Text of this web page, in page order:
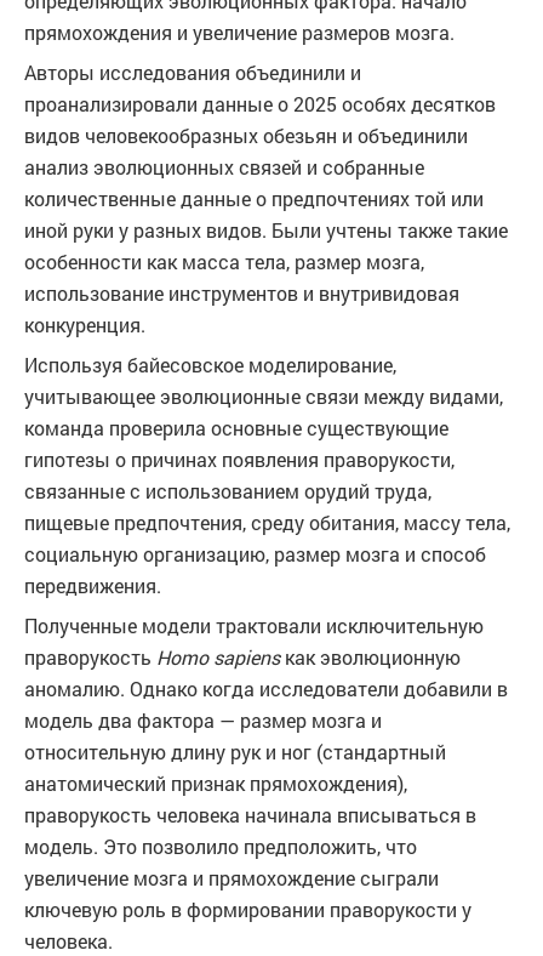
прямохождения и увеличение размеров мозга.
Авторы исследования объединили и
проанализировали данные о 2025 особях десятков
видов человекообразных обезьян и объединили
анализ эволюционных связей и собранные
количественные данные о предпочтениях той или
иной руки у разных видов. Были учтены также такие
особенности как масса тела, размер мозга,
использование инструментов и внутривидовая
конкуренция.
Используя байесовское моделирование,
учитывающее эволюционные связи между видами,
команда проверила основные существующие
гипотезы о причинах появления праворукости,
связанные с использованием орудий труда,
пищевые предпочтения, среду обитания, массу тела,
социальную организацию, размер мозга и способ
передвижения.
Полученные модели трактовали исключительную
праворукость Homo sapiensкак эволюционную
аномалию. Однако когда исследователи добавили в
модель два фактора — размер мозга и
относительную длину рук и ног (стандартный
анатомический признак прямохождения),
праворукость человека начинала вписываться в
модель. Это позволило предположить, что
увеличение мозга и прямохождение сыграли
ключевую роль в формировании праворукости у
человека.